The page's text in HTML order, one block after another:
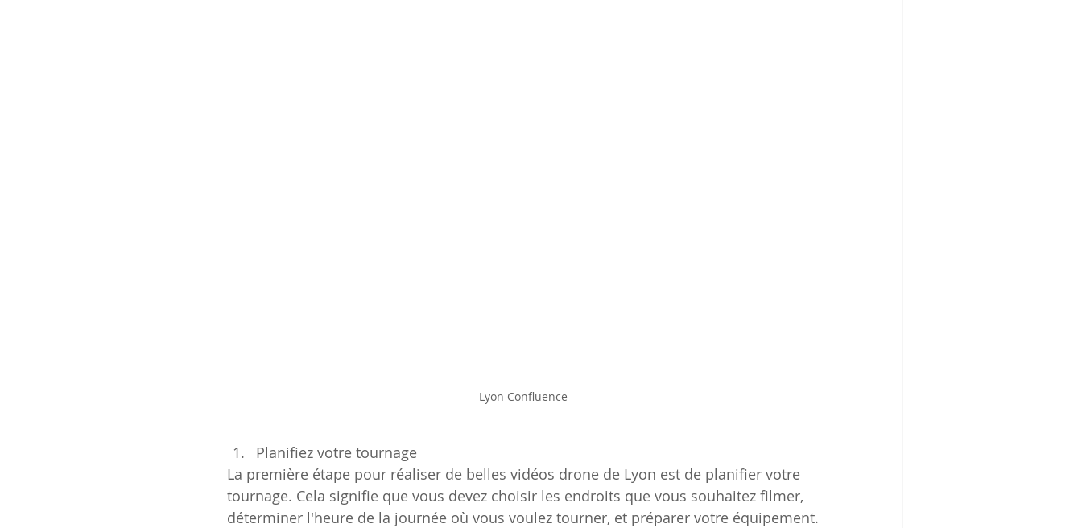
Lyon Confluence
Planifiez votre tournage
La première étape pour réaliser de belles vidéos drone de Lyon est de planifier votre
tournage. Cela signifie que vous devez choisir les endroits que vous souhaitez filmer,
déterminer l'heure de la journée où vous voulez tourner, et préparer votre équipement.